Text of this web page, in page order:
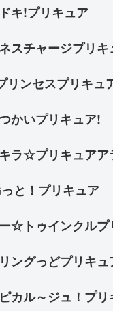
キ!プリキュア
スチャージプリキ
リンセスプリキュ
かいプリキュア!
ラ☆プリキュアア
と！プリキュア
☆トゥインクルプ
ングっどプリキュ
カル～ジュ！プリ